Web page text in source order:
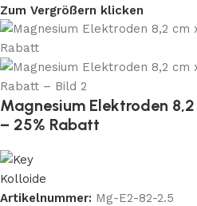
Zum Vergrößern klicken
Magnesium Elektroden
– 25% Rabatt
Artikelnummer: Mg-E2-82-2.5